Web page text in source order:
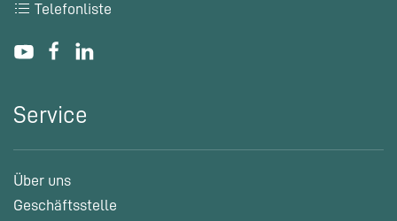
Telefonliste
Service
Über uns
Geschäftsstelle